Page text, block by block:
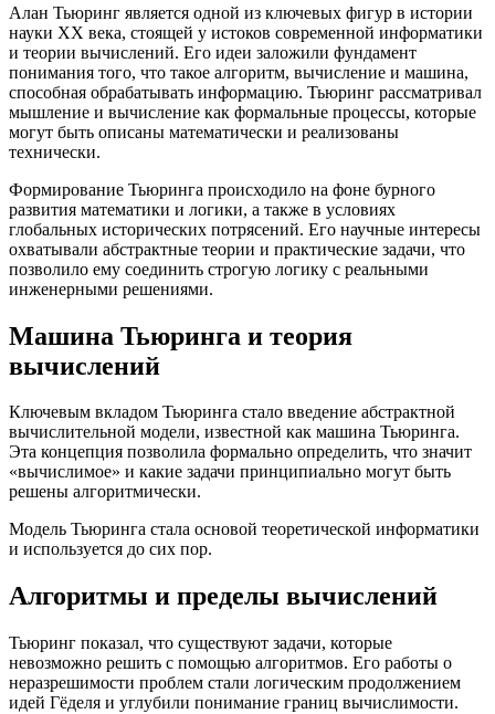
Алан Тьюринг является одной из ключевых фигур в истории
науки XX века, стоящей у истоков современной информатики
и теории вычислений. Его идеи заложили фундамент
понимания того, что такое алгоритм, вычисление и машина,
способная обрабатывать информацию. Тьюринг рассматривал
мышление и вычисление как формальные процессы, которые
могут быть описаны математически и реализованы
технически.
Формирование Тьюринга происходило на фоне бурного
развития математики и логики, а также в условиях
глобальных исторических потрясений. Его научные интересы
охватывали абстрактные теории и практические задачи, что
позволило ему соединить строгую логику с реальными
инженерными решениями.
Машина Тьюринга и теория
вычислений
Ключевым вкладом Тьюринга стало введение абстрактной
вычислительной модели, известной как машина Тьюринга.
Эта концепция позволила формально определить, что значит
«вычислимое» и какие задачи принципиально могут быть
решены алгоритмически.
Модель Тьюринга стала основой теоретической информатики
и используется до сих пор.
Алгоритмы и пределы вычислений
Тьюринг показал, что существуют задачи, которые
невозможно решить с помощью алгоритмов. Его работы о
неразрешимости проблем стали логическим продолжением
идей Гёделя и углубили понимание границ вычислимости.